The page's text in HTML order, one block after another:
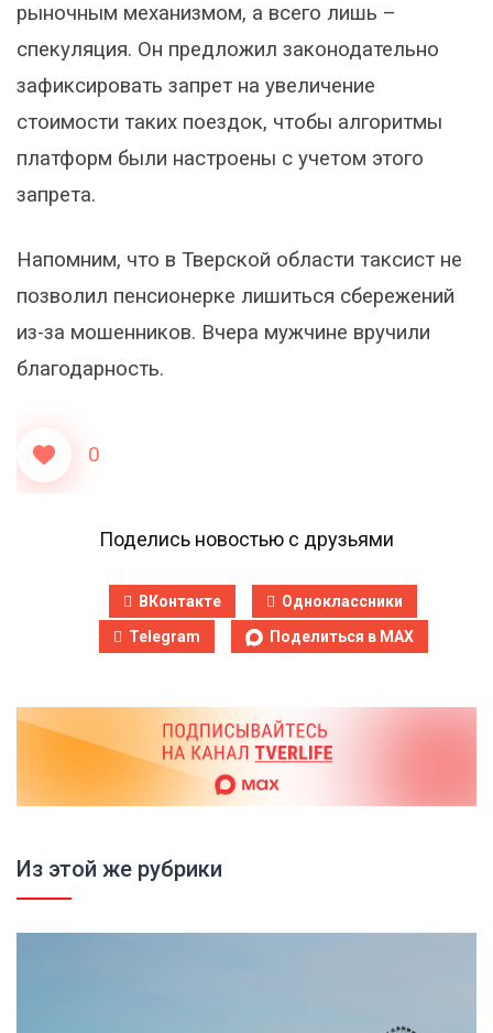
рыночным механизмом, а всего лишь –
спекуляция. Он предложил законодательно
зафиксировать запрет на увеличение
стоимости таких поездок, чтобы алгоритмы
платформ были настроены с учетом этого
запрета.
Напомним, что в Тверской области таксист не
позволил пенсионерке лишиться сбережений
из-за мошенников. Вчера мужчине вручили
благодарность.
0
Поделись новостью с друзьями
ВКонтакте
Одноклассники
Telegram
Поделиться в MAX
Из этой же рубрики